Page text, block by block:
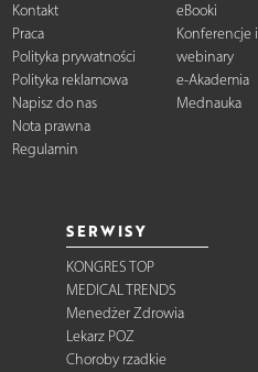
Kontakt
Praca
Polityka prywatności
Polityka reklamowa
Napisz do nas
Nota prawna
Regulamin
eBooki
Konferencje i
webinary
e-Akademia
Mednauka
SERWISY
KONGRES TOP
MEDICAL TRENDS
Menedżer Zdrowia
Lekarz POZ
Choroby rzadkie